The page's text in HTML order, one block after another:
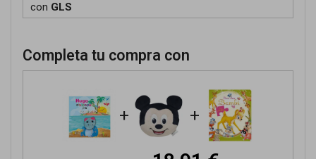
con GLS
Completa tu compra con
+ +